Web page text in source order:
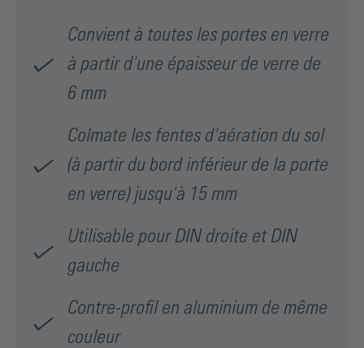
Convient à toutes les portes en verre
à partir d'une épaisseur de verre de
6 mm
Colmate les fentes d'aération du sol
(à partir du bord inférieur de la porte
en verre) jusqu'à 15 mm
Utilisable pour DIN droite et DIN
gauche
Contre-profil en aluminium de même
couleur